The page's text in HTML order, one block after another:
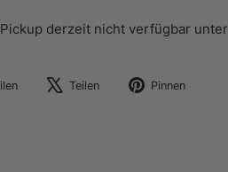
Pickup derzeit nicht verfügbar unter
Auf
Teilen
Auf
Pinnen